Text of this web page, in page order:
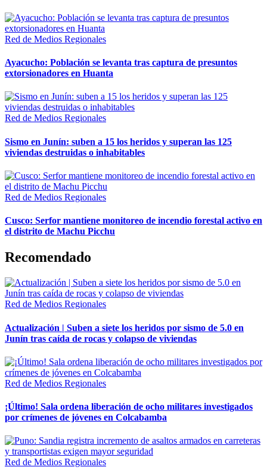
Red de Medios Regionales
Ayacucho: Población se levanta tras captura de presuntos
extorsionadores en Huanta
Red de Medios Regionales
Sismo en Junín: suben a 15 los heridos y superan las 125
viviendas destruidas o inhabitables
Red de Medios Regionales
Cusco: Serfor mantiene monitoreo de incendio forestal activo en
el distrito de Machu Picchu
Recomendado
Red de Medios Regionales
Actualización | Suben a siete los heridos por sismo de 5.0 en
Junín tras caída de rocas y colapso de viviendas
Red de Medios Regionales
¡Último! Sala ordena liberación de ocho militares investigados
por crímenes de jóvenes en Colcabamba
Red de Medios Regionales